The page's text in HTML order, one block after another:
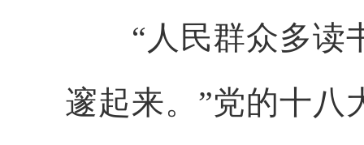
“人民群众多读书
邃起来。”党的十八